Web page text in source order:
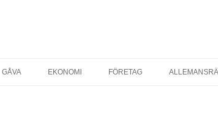
GÅVA EKONOMI FÖRETAG